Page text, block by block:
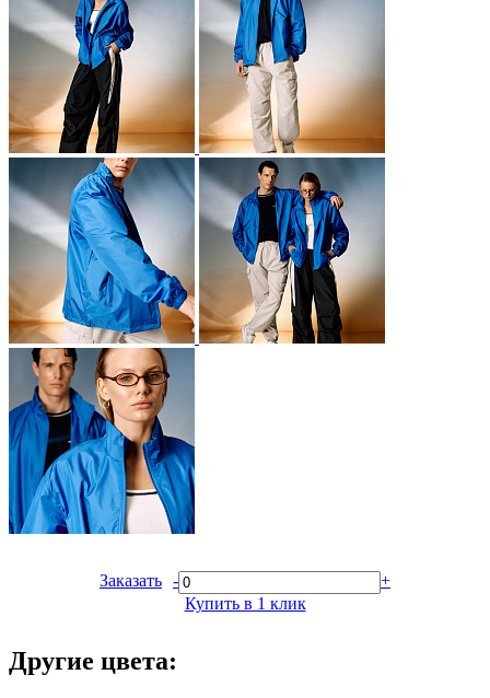
Заказать -
+
Купить в 1 клик
Другие цвета: